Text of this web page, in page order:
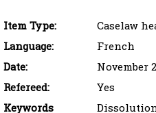
Item Type:
Caselaw
Language:
French
Date:
November
Refereed:
Yes
Keywords